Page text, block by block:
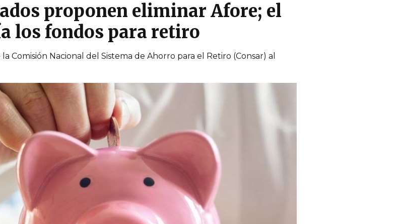
proponen eliminar Afore; el
los fondos para retiro
Comisión Nacional del Sistema de Ahorro para el Retiro (Consar) al